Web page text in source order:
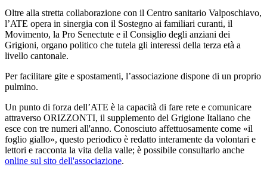
Oltre alla stretta collaborazione con il Centro sanitario Valposchiavo,
l’ATE opera in sinergia con il Sostegno ai familiari curanti, il
Movimento, la Pro Senectute e il Consiglio degli anziani dei
Grigioni, organo politico che tutela gli interessi della terza età a
livello cantonale.
Per facilitare gite e spostamenti, l’associazione dispone di un proprio
pulmino.
Un punto di forza dell’ATE è la capacità di fare rete e comunicare
attraverso ORIZZONTI, il supplemento del Grigione Italiano che
esce con tre numeri all'anno. Conosciuto affettuosamente come «il
foglio giallo», questo periodico è redatto interamente da volontari e
lettori e racconta la vita della valle; è possibile consultarlo anche
online sul sito dell'associazione.